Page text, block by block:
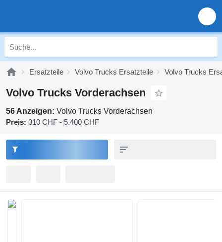
Ersatzteile Volvo Trucks Ersatzteile Volvo Trucks
Volvo Trucks Vorderachsen
56 Anzeigen: Volvo Trucks Vorderachsen
Preis: 310 CHF - 5.400 CHF